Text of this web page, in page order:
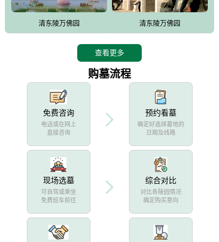
设计建造各种墓地墓位3万个；主体建筑金宝塔，墓位容量8万个，
能适应不同消费阶层的需求，为客户提供墓碑设计制作服务、特色
清东陵万佛园 清东陵万佛园
查看更多
购墓流程
免费咨询
电话或在网上
直接咨询
预约看墓
确定好选择墓地的
日期及线路
现场选墓
可自驾或乘坐
免费班车前往
综合对比
对比各陵园情况
确定购买意向